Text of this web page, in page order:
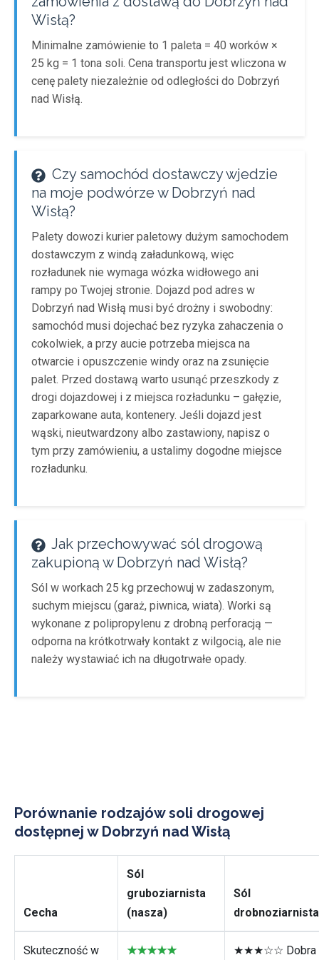
Wisłą?
Minimalne zamówienie to 1 paleta = 40 worków ×
25 kg = 1 tona soli. Cena transportu jest wliczona w
cenę palety niezależnie od odległości do Dobrzyń
nad Wisłą.
Czy samochód dostawczy wjedzie
na moje podwórze w Dobrzyń nad
Wisłą?
Palety dowozi kurier paletowy dużym samochodem
dostawczym z windą załadunkową, więc
rozładunek nie wymaga wózka widłowego ani
rampy po Twojej stronie. Dojazd pod adres w
Dobrzyń nad Wisłą musi być drożny i swobodny:
samochód musi dojechać bez ryzyka zahaczenia o
cokolwiek, a przy aucie potrzeba miejsca na
otwarcie i opuszczenie windy oraz na zsunięcie
palet. Przed dostawą warto usunąć przeszkody z
drogi dojazdowej i z miejsca rozładunku – gałęzie,
zaparkowane auta, kontenery. Jeśli dojazd jest
wąski, nieutwardzony albo zastawiony, napisz o
tym przy zamówieniu, a ustalimy dogodne miejsce
rozładunku.
Jak przechowywać sól drogową
zakupioną w Dobrzyń nad Wisłą?
Sól w workach 25 kg przechowuj w zadaszonym,
suchym miejscu (garaż, piwnica, wiata). Worki są
wykonane z polipropylenu z drobną perforacją —
odporna na krótkotrwały kontakt z wilgocią, ale nie
należy wystawiać ich na długotrwałe opady.
Porównanie rodzajów soli drogowej
dostępnej w Dobrzyń nad Wisłą
Cecha
Sól
gruboziarnista
(nasza)
Sól
drobnoziarnista
Skuteczność w
★★★★★
★★★☆☆ Dobra